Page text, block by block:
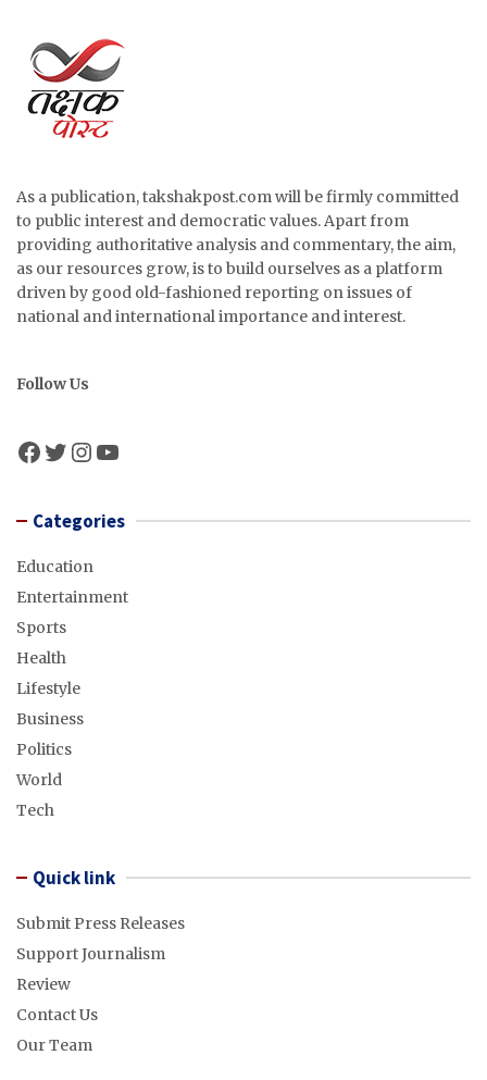
As a publication, takshakpost.com will be firmly committed
to public interest and democratic values. Apart from
providing authoritative analysis and commentary, the aim,
as our resources grow, is to build ourselves as a platform
driven by good old-fashioned reporting on issues of
national and international importance and interest.
Follow Us
Facebook
Twitter
Instagram
YouTube
Categories
Education
Entertainment
Sports
Health
Lifestyle
Business
Politics
World
Tech
Quick link
Submit Press Releases
Support Journalism
Review
Contact Us
Our Team